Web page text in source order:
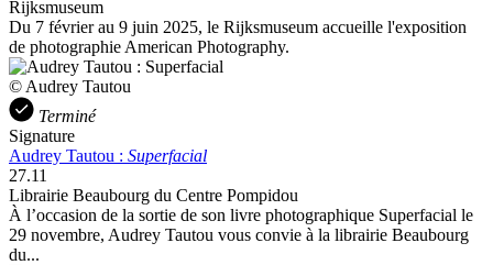
Rijksmuseum
Du 7 février au 9 juin 2025, le Rijksmuseum accueille l'exposition
de photographie American Photography.
© Audrey Tautou
Terminé
Signature
Audrey Tautou : Superfacial
27.11
Librairie Beaubourg du Centre Pompidou
À l’occasion de la sortie de son livre photographique Superfacial le
29 novembre, Audrey Tautou vous convie à la librairie Beaubourg
du...